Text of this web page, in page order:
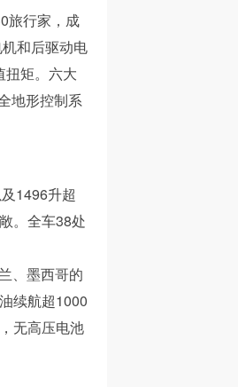
旅行家，成
和后驱动电
扭矩。六大
地形控制系
1496升超
。全车38处
、墨西哥的
续航超1000
无高压电池